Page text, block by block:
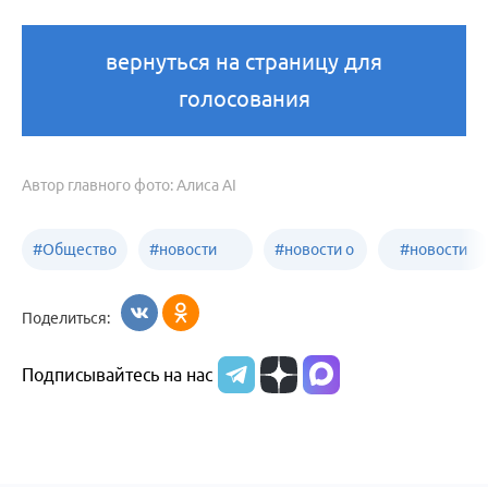
вернуться на страницу для
голосования
Автор главного фото: Алиса AI
#Общество #новости
образования
#новости о
Алтайского
#новости
Поделиться:
Подписывайтесь на нас